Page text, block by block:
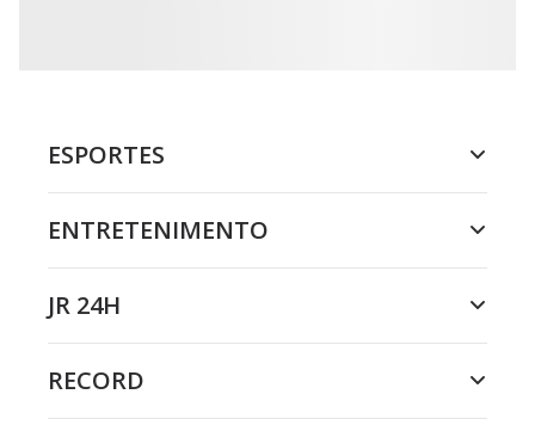
ESPORTES
ENTRETENIMENTO
JR 24H
RECORD